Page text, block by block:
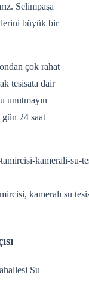
Selimpaşa
büyük bir
çok rahat
tesisata dair
unutmayın
gün 24 saat
kameralı su
Su